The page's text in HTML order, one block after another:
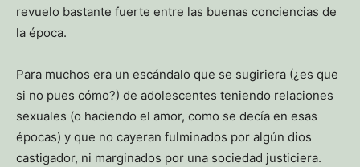
revuelo bastante fuerte entre las buenas conciencias de
la época.
Para muchos era un escándalo que se sugiriera (¿es que
si no pues cómo?) de adolescentes teniendo relaciones
sexuales (o haciendo el amor, como se decía en esas
épocas) y que no cayeran fulminados por algún dios
castigador, ni marginados por una sociedad justiciera.